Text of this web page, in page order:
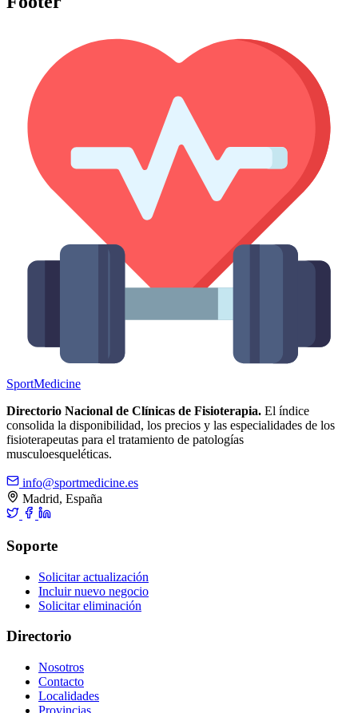
SportMedicine
Directorio Nacional de Clínicas de Fisioterapia. El índice
consolida la disponibilidad, los precios y las especialidades de los
fisioterapeutas para el tratamiento de patologías
musculoesqueléticas.
info@sportmedicine.es
Madrid, España
Soporte
Solicitar actualización
Incluir nuevo negocio
Solicitar eliminación
Directorio
Nosotros
Contacto
Localidades
Provincias